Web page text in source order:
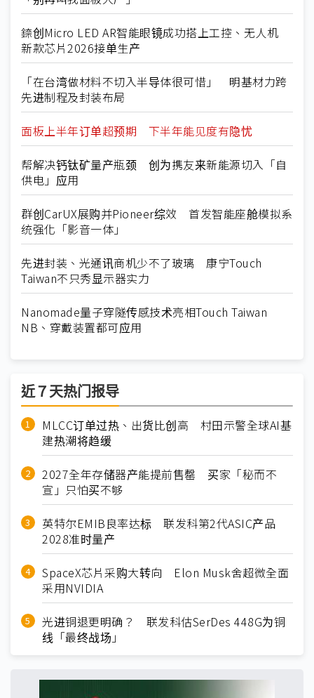
錼创Micro LED AR智能眼镜成功搭上工控、无人机
新款芯片2026接单生产
「在台湾做材料不切入半导体很可惜」 明基材力跨
先进制程及封装布局
面板上半年订单超预期 下半年能见度有隐忧
帮解决钙钛矿量产瓶颈 创为携友来新能源切入「自
供电」应用
群创CarUX展购并Pioneer综效 首发智能座舱模拟系
统强化「影音一体」
先进封装、光通讯商机少不了玻璃 康宁Touch
Taiwan不只秀显示器实力
Nanomade量子穿隧传感技术亮相Touch Taiwan
NB、穿戴装置都可应用
近７天热门报导
MLCC订单过热、出货比创高 村田示警全球AI基
建热潮将趋缓
2027全年存储器产能提前售罄 买家「秘而不
宣」只怕买不够
英特尔EMIB良率达标 联发科第2代ASIC产品
2028准时量产
SpaceX芯片采购大转向 Elon Musk舍超微全面
采用NVIDIA
光进铜退更明确？ 联发科估SerDes 448G为铜
线「最终战场」